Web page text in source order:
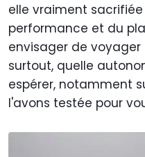
elle vraiment
performance et du
envisager de voyager
surtout, quelle
espérer, notamment
l'avons testée pour